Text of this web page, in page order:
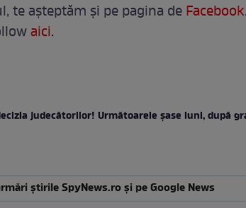
te așteptăm și pe pagina deFacebook
aici.
judecătorilor! Următoarele șase luni, după
știrile SpyNews.ro și pe Google News